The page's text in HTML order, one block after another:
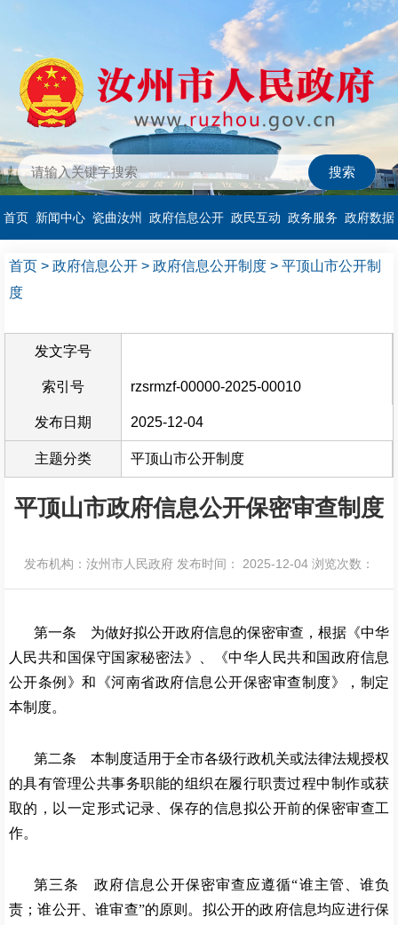
首页 新闻中心 瓷曲汝州 政府信息公开 政民互动 政务服务 政府数据
首页 > 政府信息公开 > 政府信息公开制度 > 平顶山市公开制
度
发文字号
索引号 rzsrmzf-00000-2025-00010
发布日期 2025-12-04
主题分类 平顶山市公开制度
平顶山市政府信息公开保密审查制度
发布机构：汝州市人民政府 发布时间： 2025-12-04 浏览次数：
第一条 为做好拟公开政府信息的保密审查，根据《中华
人民共和国保守国家秘密法》、《中华人民共和国政府信息
公开条例》和《河南省政府信息公开保密审查制度》，制定
本制度。
第二条 本制度适用于全市各级行政机关或法律法规授权
的具有管理公共事务职能的组织在履行职责过程中制作或获
取的，以一定形式记录、保存的信息拟公开前的保密审查工
作。
第三条 政府信息公开保密审查应遵循“谁主管、谁负
责；谁公开、谁审查”的原则。拟公开的政府信息均应进行保